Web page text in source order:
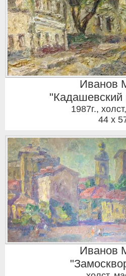
Иванов
"Кадашевский
1987г.,
44 x
Иванов